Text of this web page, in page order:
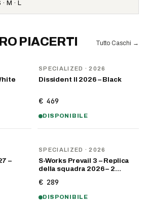
· M · L
PIACERTI Tutto Caschi →
SPECIALIZED · 2026
Dissident II 2026 – Black
€ 469
DISPONIBILE
–
SPECIALIZED · 2026
S-Works Prevail 3 – Replica
della squadra 2026 – 2…
€ 289
DISPONIBILE